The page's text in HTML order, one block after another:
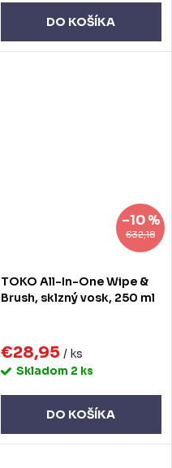
DO KOŠÍKA
€32,18
–10 %
TOKO All-In-One Wipe &
Brush, sklzný vosk, 250 ml
€28,95 / ks
Skladom 2 ks
DO KOŠÍKA